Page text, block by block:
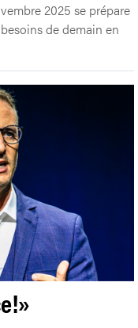
2025 se prépare
de demain en